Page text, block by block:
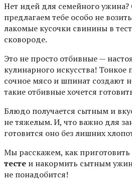
Нет идей для семейного
предлагаем тебе особо не
лакомые кусочки свинины в
сковороде.
Это не просто отбивные —
кулинарного искусства! Тонкое
сочное мясо и шпинат создают
такие отбивные хочется
Блюдо получается сытным и
не тяжелым. И, что важно для
готовится оно без лишних
Мы расскажем, как
тесте и накормить сытным
не понадобится!